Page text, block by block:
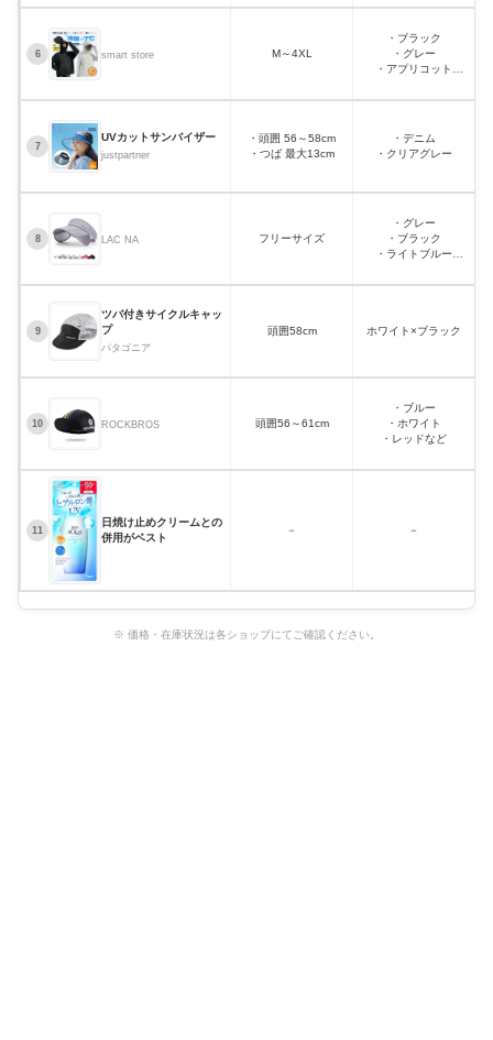
ーなど
6 smart store M～4XL
・ブラック
・グレー
・アプリコット
7
UVカットサンバイザー
justpartner
・頭囲 56～58cm
・つば 最大13cm
・デニム
・クリアグレー
8 LAC NA フリーサイズ
・グレー
・ブラック
・ライトブルー
9
ツバ付きサイクルキャッ
プ
パタゴニア
頭囲58cm ホワイト×ブラック
10 ROCKBROS 頭囲56～61cm
・ブルー
・ホワイト
・レッドなど
11
日焼け止めクリームとの
併用がベスト
－ －
※ 価格・在庫状況は各ショップにてご確認ください。